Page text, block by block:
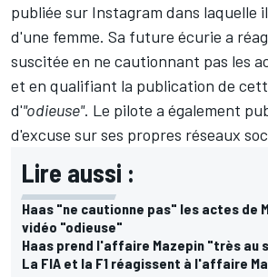
publiée sur Instagram dans laquelle
d'une femme. Sa future écurie a
suscitée en ne cautionnant pas les
et en qualifiant la publication de
d'"odieuse". Le pilote a également
d'excuse sur ses propres réseaux
Lire aussi :
Haas "ne cautionne pas" les actes de
vidéo "odieuse"
Haas prend l'affaire Mazepin "très au
La FIA et la F1 réagissent à l'affaire